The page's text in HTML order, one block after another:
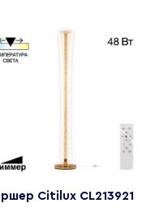
Citilux CL213921